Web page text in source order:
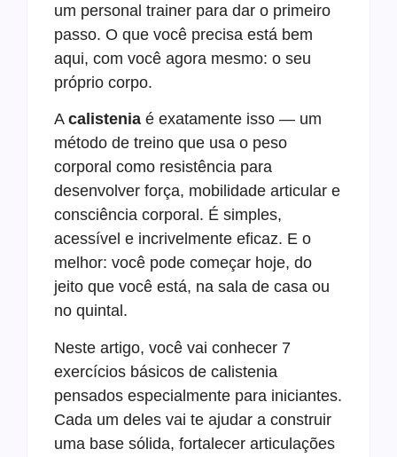
um personal trainer para dar o primeiro
passo. O que você precisa está bem
aqui, com você agora mesmo: o seu
próprio corpo.
A calistenia é exatamente isso — um
método de treino que usa o peso
corporal como resistência para
desenvolver força, mobilidade articular e
consciência corporal. É simples,
acessível e incrivelmente eficaz. E o
melhor: você pode começar hoje, do
jeito que você está, na sala de casa ou
no quintal.
Neste artigo, você vai conhecer 7
exercícios básicos de calistenia
pensados especialmente para iniciantes.
Cada um deles vai te ajudar a construir
uma base sólida, fortalecer articulações